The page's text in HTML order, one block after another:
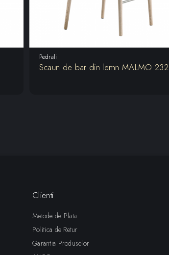
Pedrali
Scaun de bar din lemn MALMO 232
Clienti
Metode de Plata
Politica de Retur
Garantia Produselor